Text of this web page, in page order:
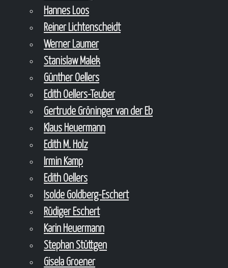
Hannes Loos
Reiner Lichtenscheidt
Werner Laumer
Stanislaw Malek
Günther Oellers
Edith Oellers-Teuber
Gertrude Gröninger van der Eb
Klaus Heuermann
Edith M. Holz
Irmin Kamp
Edith Oellers
Isolde Goldberg-Eschert
Rüdiger Eschert
Karin Heuermann
Stephan Stüttgen
Gisela Groener